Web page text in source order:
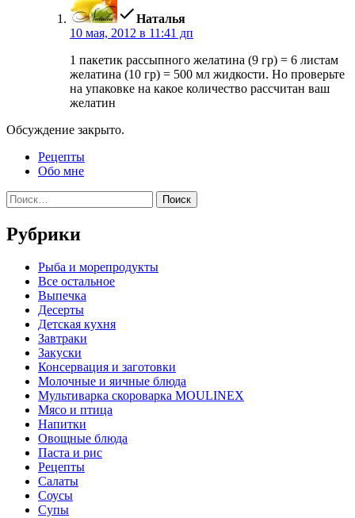
Наталья
10 мая, 2012 в 11:41 дп
1 пакетик рассыпного желатина (9 гр) = 6 листам
желатина (10 гр) = 500 мл жидкости. Но проверьте
на упаковке на какое количество рассчитан ваш
желатин
Обсуждение закрыто.
Рецепты
Обо мне
Найти:
Рубрики
Pыба и морепродукты
Все остальное
Выпечка
Десерты
Детская кухня
Завтраки
Закуски
Консервация и заготовки
Молочные и яичные блюда
Мультиварка скороварка MOULINEX
Мясо и птица
Напитки
Овощные блюда
Паста и рис
Рецепты
Салаты
Соусы
Супы